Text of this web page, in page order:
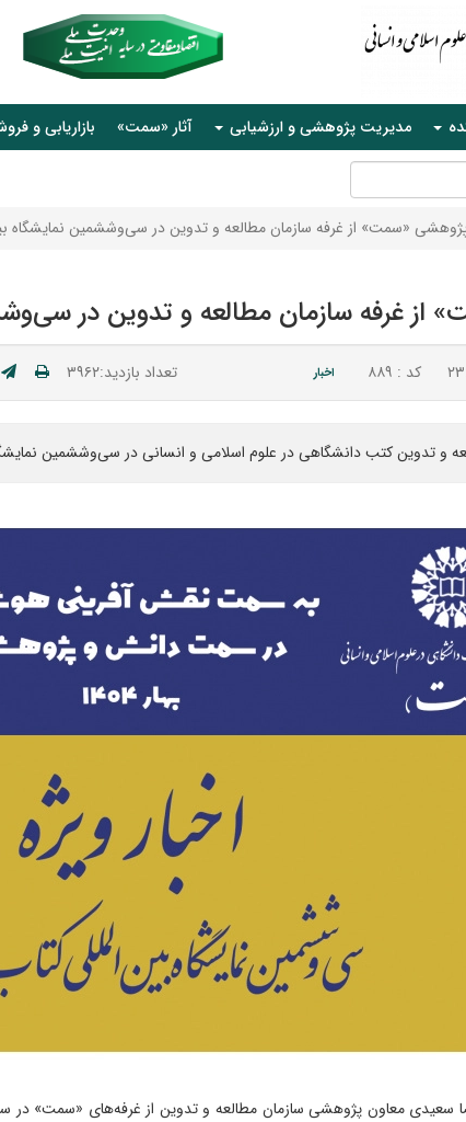
مدیریت پژوهشی و ارزشیابی آثار «سمت» بازاریابی و
پژوهشی «سمت» از غرفه سازمان مطالعه و تدوین در سی‌وششمین نمایشگاه
از غرفه سازمان مطالعه و تدوین در
کد : ۸۸۹ اخبار تعداد بازدید:۳۹۶۲
تدوین کتب دانشگاهی در علوم اسلامی و انسانی در سی‌وششمین نمایشگاه
معاون پژوهشی سازمان مطالعه و تدوین از غرفه‌های «سمت» در